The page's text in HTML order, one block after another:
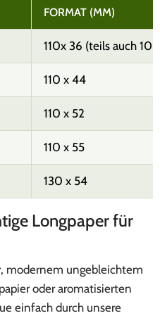
FORMAT (MM)
110x 36 (teils auch
110 x 44
110 x 52
110 x 55
130 x 54
Longpaper für
modernem ungebleichtem
oder aromatisierten
einfach durch unsere